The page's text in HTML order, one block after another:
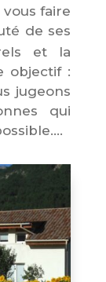
faire
de ses
et la
objectif :
jugeons
qui